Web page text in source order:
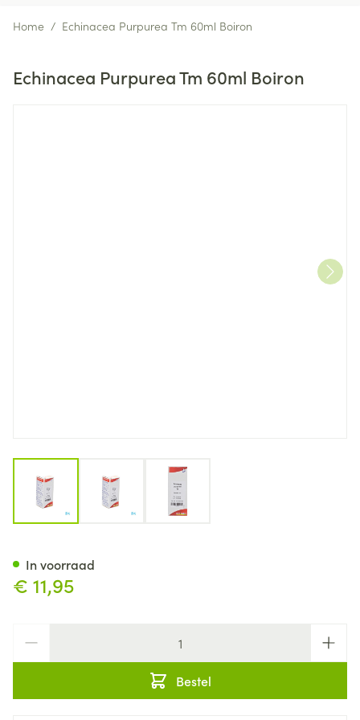
Home / Echinacea Purpurea Tm 60ml Boiron
Echinacea Purpurea Tm 60ml Boiron
View larger imageView larger image
€ 11,95
Bestel
In voorraad